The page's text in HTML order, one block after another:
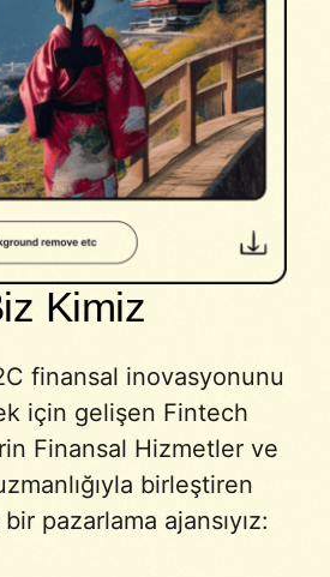
Kimiz
finansal inovasyonunu
için gelişen Fintech
Finansal Hizmetler ve
birleştiren
pazarlama ajansıyız: